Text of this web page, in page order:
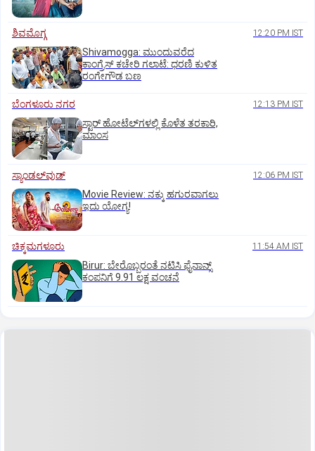
ಶಿವಮೊಗ್ಗ 12:20 PM IST
Shivamogga: ಮುಂದುವರೆದ
ಕಾಂಗ್ರೆಸ್ ಕಚೇರಿ ಗಲಾಟೆ: ಧರಣಿ ಕುಳಿತ
ರಂಗೇಗೌಡ ಬಣ
ಬೆಂಗಳೂರು ನಗರ 12:13 PM IST
ಸ್ಟಾರ್‌ ಹೋಟೆಲ್‌ಗ‌ಳಲ್ಲಿ ಕೊಳೆತ ತರಕಾರಿ,
ಮಾಂಸ
ಸ್ಯಾಂಡಲ್‌ವುಡ್‌ 12:06 PM IST
Movie Review: ನಕ್ಕು ಹಗುರವಾಗಲು
ಇದು ಯೋಗ್ಯ!
ಚಿಕ್ಕಮಗಳೂರು 11:54 AM IST
Birur: ಬೇರೊಬ್ಬರಂತೆ ನಟಿಸಿ ಫೈನಾನ್ಸ್
ಕಂಪನಿಗೆ 9.91 ಲಕ್ಷ ವಂಚನೆ